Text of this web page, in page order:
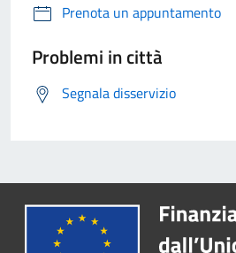
Prenota un appuntamento
Problemi in città
Segnala disservizio